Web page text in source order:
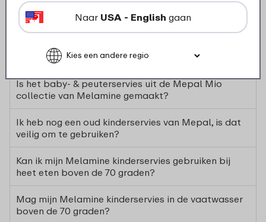
Mocht je er niet uitkomen en toch nog vragen
hebben, kun je altijd contact met ons opnemen via
klantendienst.
Is het baby- & peuterservies uit de Mepal Mio
collectie van Melamine gemaakt?
Ik heb nog een oud kinderservies van Mepal, is dat
veilig om te gebruiken?
Kan ik mijn Melamine kinderservies gebruiken bij
heet eten boven de 70 graden?
Mag mijn Melamine kinderservies in de vaatwasser
boven de 70 graden?
Naar USA - English gaan